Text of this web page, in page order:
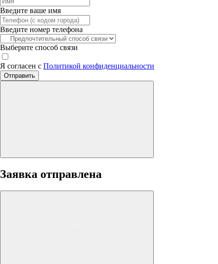
Введите ваше имя
Введите номер телефона
Выберите способ связи
Я согласен с Политикой конфиденциальности
Отправить
Заявка отправлена